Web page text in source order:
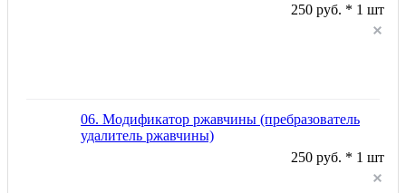
250 руб. * 1 шт
06. Модификатор ржавчины (пребразователь
удалитель ржавчины)
250 руб. * 1 шт